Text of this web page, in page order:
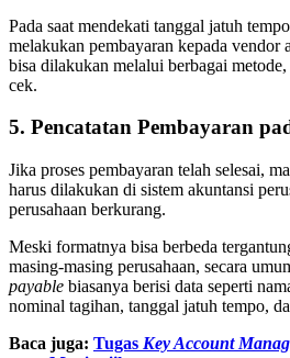
Pada saat mendekati tanggal jatuh
melakukan pembayaran kepada vendor
bisa dilakukan melalui berbagai
cek.
5. Pencatatan Pembayaran
Jika proses pembayaran telah selesai,
harus dilakukan di sistem akuntansi
perusahaan berkurang.
Meski formatnya bisa berbeda
masing-masing perusahaan, secara
payable biasanya berisi data seperti
nominal tagihan, tanggal jatuh tempo,
Baca juga: Tugas Key Account